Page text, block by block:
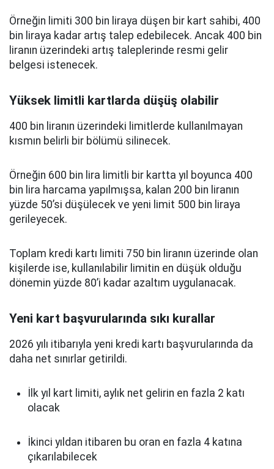
Örneğin limiti 300 bin liraya düşen bir kart sahibi, 400
bin liraya kadar artış talep edebilecek. Ancak 400 bin
liranın üzerindeki artış taleplerinde resmi gelir
belgesi istenecek.
Yüksek limitli kartlarda düşüş olabilir
400 bin liranın üzerindeki limitlerde kullanılmayan
kısmın belirli bir bölümü silinecek.
Örneğin 600 bin lira limitli bir kartta yıl boyunca 400
bin lira harcama yapılmışsa, kalan 200 bin liranın
yüzde 50’si düşülecek ve yeni limit 500 bin liraya
gerileyecek.
Toplam kredi kartı limiti 750 bin liranın üzerinde olan
kişilerde ise, kullanılabilir limitin en düşük olduğu
dönemin yüzde 80’i kadar azaltım uygulanacak.
Yeni kart başvurularında sıkı kurallar
2026 yılı itibarıyla yeni kredi kartı başvurularında da
daha net sınırlar getirildi.
İlk yıl kart limiti, aylık net gelirin en fazla 2 katı
olacak
İkinci yıldan itibaren bu oran en fazla 4 katına
çıkarılabilecek